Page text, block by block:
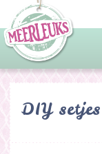
DIY setjes